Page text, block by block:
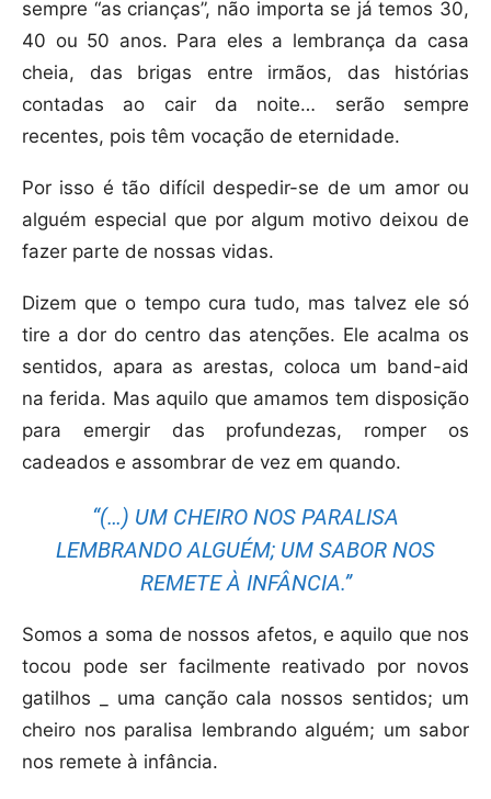
sempre “as crianças”, não importa se já temos 30,
40 ou 50 anos. Para eles a lembrança da casa
cheia, das brigas entre irmãos, das histórias
contadas ao cair da noite… serão sempre
recentes, pois têm vocação de eternidade.
Por isso é tão difícil despedir-se de um amor ou
alguém especial que por algum motivo deixou de
fazer parte de nossas vidas.
Dizem que o tempo cura tudo, mas talvez ele só
tire a dor do centro das atenções. Ele acalma os
sentidos, apara as arestas, coloca um band-aid
na ferida. Mas aquilo que amamos tem disposição
para emergir das profundezas, romper os
cadeados e assombrar de vez em quando.
“(…) UM CHEIRO NOS PARALISA
LEMBRANDO ALGUÉM; UM SABOR NOS
REMETE À INFÂNCIA.”
Somos a soma de nossos afetos, e aquilo que nos
tocou pode ser facilmente reativado por novos
gatilhos _ uma canção cala nossos sentidos; um
cheiro nos paralisa lembrando alguém; um sabor
nos remete à infância.